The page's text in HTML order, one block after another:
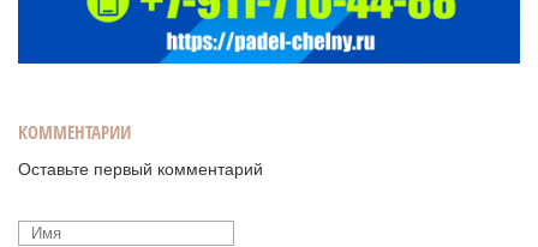
КОММЕНТАРИИ
Оставьте первый комментарий